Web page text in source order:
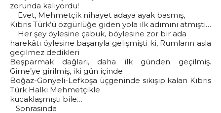
zorunda kalıyordu!
Evet, Mehmetçik nihayet adaya ayak basmış,
Kıbrıs Türk’ü özgürlüğe giden yola ilk adımını atmıştı…
Her şey öylesine çabuk, böylesine zor bir ada
harekâtı öylesine başarıyla gelişmişti ki, Rumların asla
geçilmez dedikleri
Beşparmak dağları, daha ilk günden geçilmiş.
Girne’ye girilmiş, iki gün içinde
Boğaz-Gönyeli-Lefkoşa üçgeninde sıkışıp kalan Kıbrıs
Türk Halkı Mehmetçikle
kucaklaşmıştı bile…
Sonrasında